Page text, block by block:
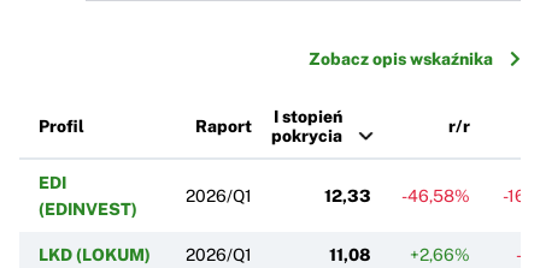
Zobacz opis wskaźnika
Profil Raport
I stopień
pokrycia
r/r
EDI
(EDINVEST)
2026/Q1 12,33 -46,58% -
LKD (LOKUM) 2026/Q1 11,08 +2,66% -